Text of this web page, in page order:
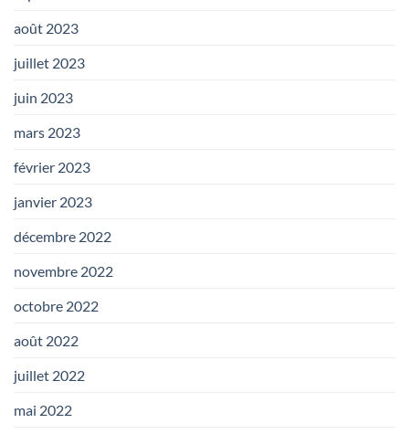
août 2023
juillet 2023
juin 2023
mars 2023
février 2023
janvier 2023
décembre 2022
novembre 2022
octobre 2022
août 2022
juillet 2022
mai 2022